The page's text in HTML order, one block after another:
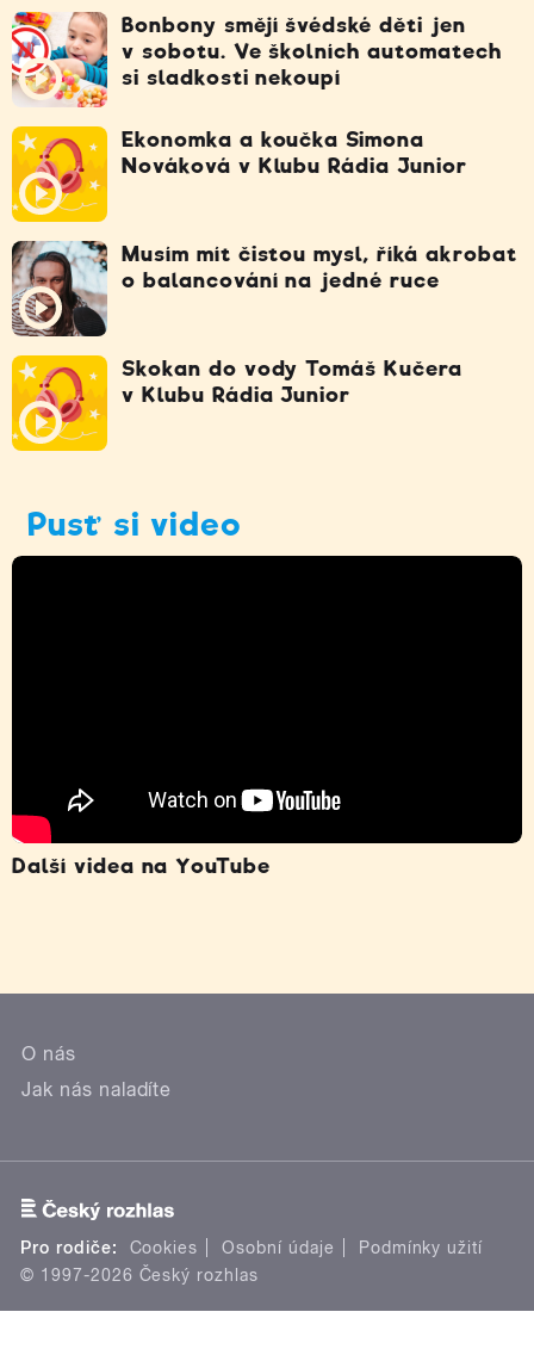
Bonbony smějí švédské děti jen
v sobotu. Ve školních automatech
si sladkosti nekoupí
Ekonomka a koučka Simona
Nováková v Klubu Rádia Junior
Musím mít čistou mysl, říká akrobat
o balancování na jedné ruce
Skokan do vody Tomáš Kučera
v Klubu Rádia Junior
Pusť si video
Další videa na YouTube
O nás
Jak nás naladíte
Pro rodiče: Cookies Osobní údaje
Podmínky užití
© 1997-2026 Český rozhlas